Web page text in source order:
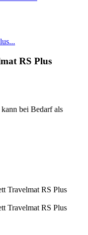
RS Plus
bei Bedarf als